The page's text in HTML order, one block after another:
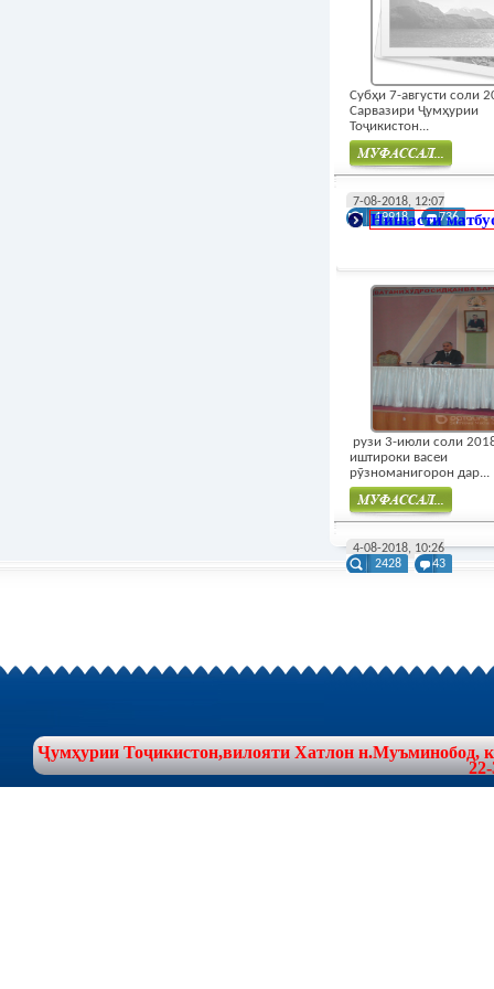
Субҳи 7-августи соли
Сарвазири Ҷумҳурии
Тоҷикистон...
7-08-2018, 12:07
19918
736
Нишасти
рузи 3-июли соли
иштироки васеи
рӯзноманигорон дар...
4-08-2018, 10:26
2428
43
Ҷумҳурии Тоҷикистон,вилояти Хатлон н.Муъминобод,